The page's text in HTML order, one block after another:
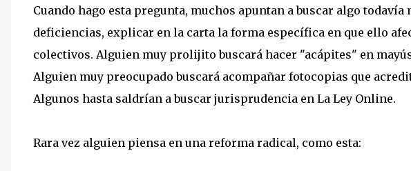
Cuando hago esta pregunta, muchos apuntan a buscar algo
deficiencias, explicar en la carta la forma específica en que ello
colectivos. Alguien muy prolijito buscará hacer "acápites" en
Alguien muy preocupado buscará acompañar fotocopias que
Algunos hasta saldrían a buscar jurisprudencia en La Ley Online.
Rara vez alguien piensa en una reforma radical, como esta: